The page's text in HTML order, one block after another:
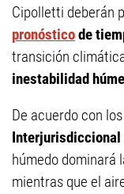
Cipolletti deberán
pronósticode
transición
inestabilidad
De acuerdo con
Interjurisdiccional
húmedo dominará
mientras que el